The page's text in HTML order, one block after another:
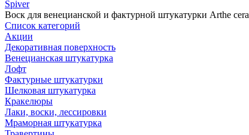
Spiver
Воск для венецианской и фактурной штукатурки Arthe cera
Список категорий
Акции
Декоративная поверхность
Венецианская штукатурка
Лофт
Фактурные штукатурки
Шелковая штукатурка
Кракелюры
Лаки, воски, лессировки
Мраморная штукатурка